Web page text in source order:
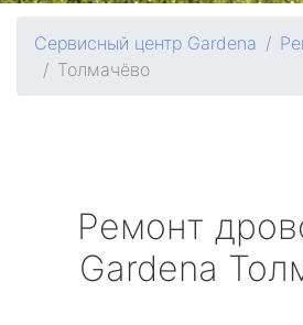
Сервисный центр Gardena
Толмачёво
Ремонт
Gardena